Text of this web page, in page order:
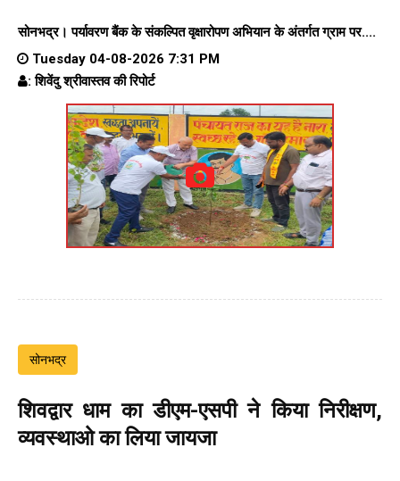
सोनभद्र। पर्यावरण बैंक के संकल्पित वृक्षारोपण अभियान के अंतर्गत ग्राम पर....
Tuesday 04-08-2026 7:31 PM
: शिवेंदु श्रीवास्तव की रिपोर्ट
सोनभद्र
शिवद्वार धाम का डीएम-एसपी ने किया निरीक्षण,
व्यवस्थाओ का लिया जायजा